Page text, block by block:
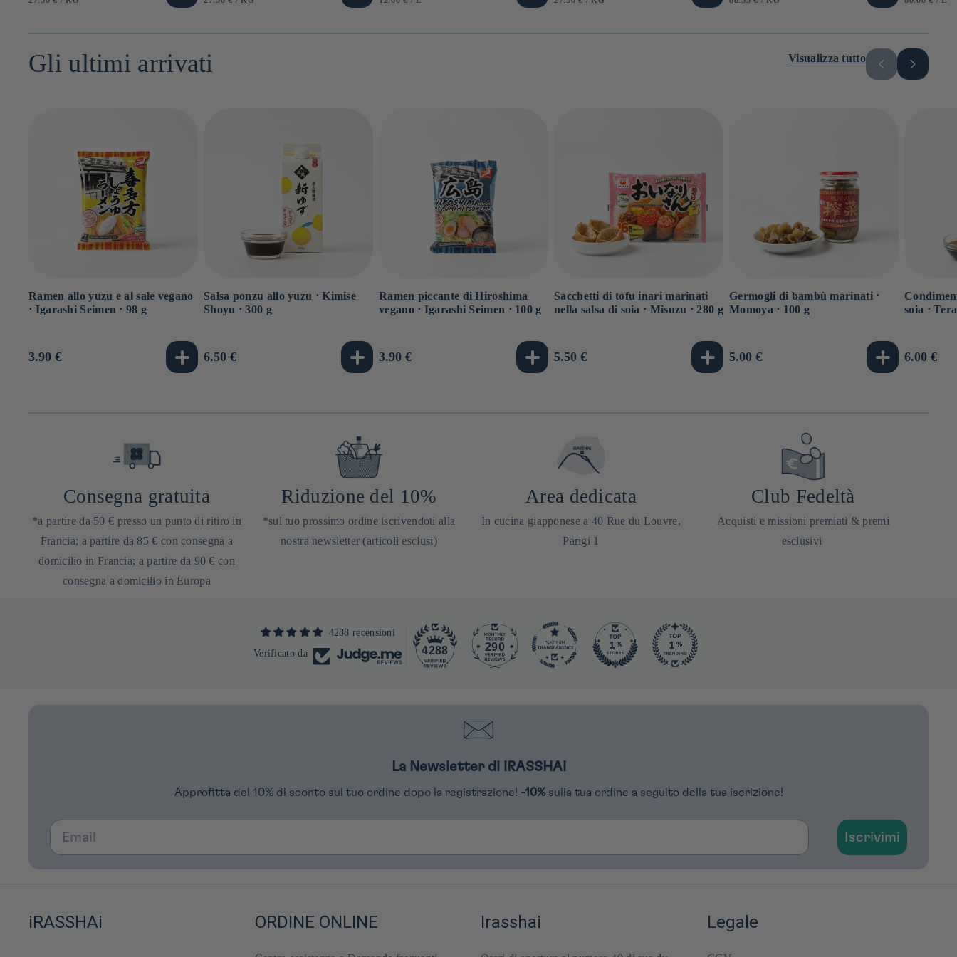
Gli ultimi arrivati Visualizza tutto
Ramen allo yuzu e al sale vegano
⋅ Igarashi Seimen ⋅ 98 g
Prezzo
3.90 €
Salsa ponzu allo yuzu ⋅ Kimise
Shoyu ⋅ 300 g
Prezzo
6.50 €
Ramen piccante di Hiroshima
vegano ⋅ Igarashi Seimen ⋅ 100 g
Prezzo
3.90 €
Sacchetti di tofu inari marinati
nella salsa di soia ⋅ Misuzu ⋅ 280 g
Prezzo
5.50 €
Germogli di bambù marinati ⋅
Momoya ⋅ 100 g
Prezzo
5.00 €
soia ⋅
Prezzo
6.00 €
Consegna gratuita
*a partire da 50 € presso un punto di ritiro in
Francia; a partire da 85 € con consegna a
domicilio in Francia; a partire da 90 € con
consegna a domicilio in Europa
Riduzione del 10%
*sul tuo prossimo ordine iscrivendoti alla
nostra newsletter (articoli esclusi)
Area dedicata
In cucina giapponese a 40 Rue du Louvre,
Parigi 1
Club Fedeltà
Acquisti e missioni premiati & premi
esclusivi
4288 recensioni
Verificato da
4288 290
La Newsletter di iRASSHAi
Approfitta del 10% di sconto sul tuo ordine dopo la registrazione! -10% sulla tua ordine a seguito della tua iscrizione!
Email
Iscrivimi
iRASSHAi ORDINE ONLINE Irasshai Legale